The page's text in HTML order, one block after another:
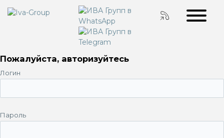
Пожалуйста, авторизуйтесь
Логин
Пароль